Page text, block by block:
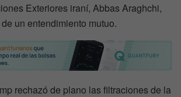
Exteriores iraní, Abbas Araghchi,
un entendimiento mutuo.
rechazó de plano las filtraciones de la